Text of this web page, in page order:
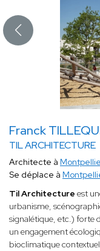
Franck
TIL ARCHITECTURE
Architecte à
Se déplace à
Til Architecture est
urbanisme,
signalétique, etc.) forte
un engagement
bioclimatique